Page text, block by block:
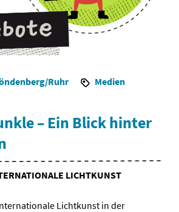
Ruhr Medien
– Ein Blick hinter
LICHTKUNST
Lichtkunst in der